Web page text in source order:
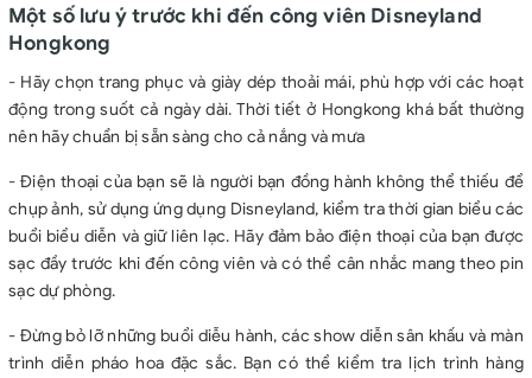
Một số lưu ý trước khi đến công viên Disneyland
Hongkong
- Hãy chọn trang phục và giày dép thoải mái, phù hợp với các hoạt
động trong suốt cả ngày dài. Thời tiết ở Hongkong khá bất thường
nên hãy chuẩn bị sẵn sàng cho cả nắng và mưa
- Điện thoại của bạn sẽ là người bạn đồng hành không thể thiếu để
chụp ảnh, sử dụng ứng dụng Disneyland, kiểm tra thời gian biểu các
buổi biểu diễn và giữ liên lạc. Hãy đảm bảo điện thoại của bạn được
sạc đầy trước khi đến công viên và có thể cân nhắc mang theo pin
sạc dự phòng.
- Đừng bỏ lỡ những buổi diễu hành, các show diễn sân khấu và màn
trình diễn pháo hoa đặc sắc. Bạn có thể kiểm tra lịch trình hàng